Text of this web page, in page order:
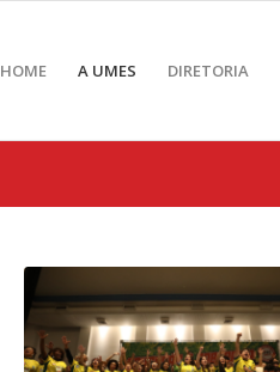
HOME A UMES DIRETORIA